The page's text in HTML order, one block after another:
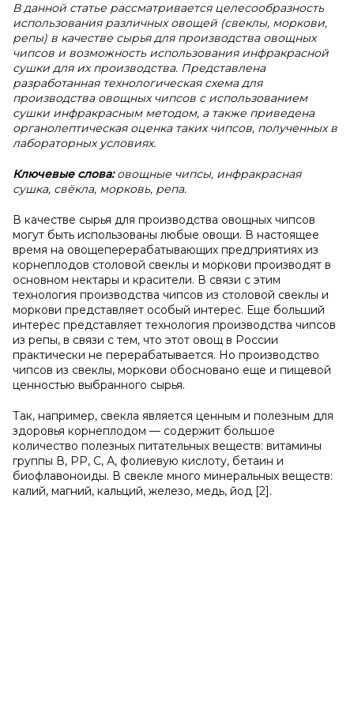
В данной статье рассматривается целесообразность
использования различных овощей (свеклы, моркови,
репы) в качестве сырья для производства овощных
чипсов и возможность использования инфракрасной
сушки для их производства. Представлена
разработанная технологическая схема для
производства овощных чипсов с использованием
сушки инфракрасным методом, а также приведена
органолептическая оценка таких чипсов, полученных в
лабораторных условиях.
Ключевые слова:овощные чипсы, инфракрасная
сушка, свёкла, морковь, репа.
В качестве сырья для производства овощных чипсов
могут быть использованы любые овощи. В настоящее
время на овощеперерабатывающих предприятиях из
корнеплодов столовой свеклы и моркови производят в
основном нектары и красители. В связи с этим
технология производства чипсов из столовой свеклы и
моркови представляет особый интерес. Еще больший
интерес представляет технология производства чипсов
из репы, в связи с тем, что этот овощ в России
практически не перерабатывается. Но производство
чипсов из свеклы, моркови обосновано еще и пищевой
ценностью выбранного сырья.
Так, например, свекла является ценным и полезным для
здоровья корнеплодом — содержит большое
количество полезных питательных веществ: витамины
группы В, РР, С, А, фолиевую кислоту, бетаин и
биофлавоноиды. В свекле много минеральных веществ:
калий, магний, кальций, железо, медь, йод [2].